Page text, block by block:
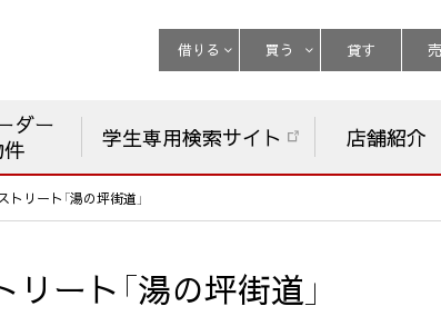
借りる 買う 貸す
ダー
学生専用検索サイト 店舗紹介
リート「湯の坪街道」
ート「湯の坪街道」